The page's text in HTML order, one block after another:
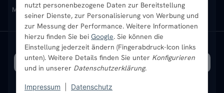
nutzt personenbezogene Daten zur Bereitstellung
seiner Dienste, zur Personalisierung von Werbung und
zur Messung der Performance. Weitere Informationen
hierzu finden Sie bei Google. Sie können die
Einstellung jederzeit ändern (Fingerabdruck-Icon links
unten). Weitere Details finden Sie unter Konfigurieren
und in unserer Datenschutzerklärung.
Impressum Datenschutz
Sendung verfolgen
Ratgeber
Bestpreisgarantie
Aktuelle Angebote
Mischbetrieb-HeizkörperHeizkörper-ZubehörAktuelle Angebote
SICHERE ZAHLUNG VERSAND MIT